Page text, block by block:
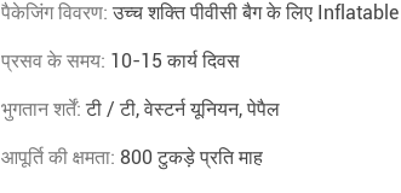
पैकेजिंग विवरण:उच्च शक्ति पीवीसी बैग के लिए Inflatable
प्रसव के समय: 10-15 कार्य दिवस
भुगतान शर्तें:टी / टी, वेस्टर्न यूनियन, पेपैल
आपूर्ति की क्षमता: 800 टुकड़े प्रति माह